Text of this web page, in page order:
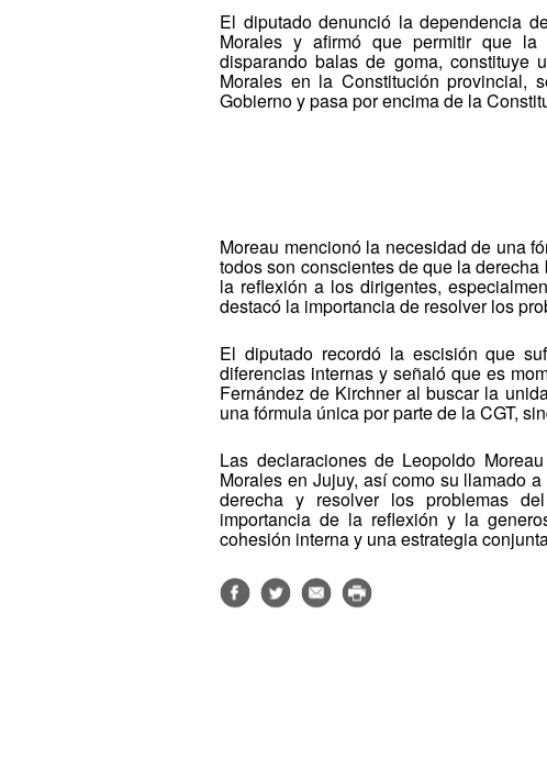
El diputado denunció la dependencia
Morales y afirmó que permitir que
disparando balas de goma, constituye
Morales en la Constitución provincial,
Gobierno y pasa por encima de la
Moreau mencionó la necesidad de una
todos son conscientes de que la
la reflexión a los dirigentes,
destacó la importancia de resolver los
El diputado recordó la escisión que
diferencias internas y señaló que es
Fernández de Kirchner al buscar la
una fórmula única por parte de la CGT,
Las declaraciones de Leopoldo
Morales en Jujuy, así como su llamado
derecha y resolver los problemas
importancia de la reflexión y la
cohesión interna y una estrategia